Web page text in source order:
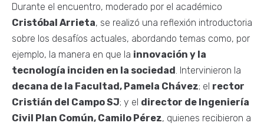
Durante el encuentro, moderado por el académico
Cristóbal Arrieta, se realizó una reflexión introductoria
sobre los desafíos actuales, abordando temas como, por
ejemplo, la manera en que la innovación y la
tecnología inciden en la sociedad. Intervinieron la
decana de la Facultad, Pamela Chávez; el rector
Cristián del Campo SJ; y el director de Ingeniería
Civil Plan Común, Camilo Pérez, quienes recibieron a